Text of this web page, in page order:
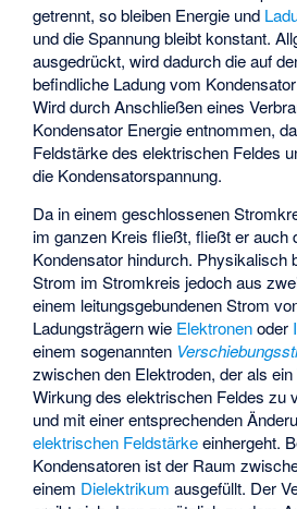
getrennt, so bleiben Energie und
und die Spannung bleibt konstant.
ausgedrückt, wird dadurch die auf
befindliche Ladung vom
Wird durch Anschließen eines
Kondensator Energie entnommen,
Feldstärke des elektrischen Feldes
die Kondensatorspannung.
Da in einem geschlossenen
im ganzen Kreis fließt, fließt er auch
Kondensator hindurch. Physikalisch
Strom im Stromkreis jedoch aus
einem leitungsgebundenen Strom
Ladungsträgern wie Elektronenoder
einem sogenannten
zwischen den Elektroden, der als ein
Wirkung des elektrischen Feldes zu
und mit einer entsprechenden
elektrischen Feldstärkeeinhergeht.
Kondensatoren ist der Raum
einem Dielektrikum ausgefüllt. Der